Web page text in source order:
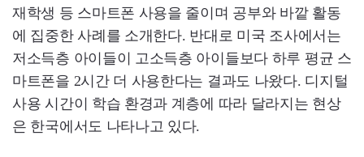
재학생 등 스마트폰 사용을 줄이며 공부와 바깥 활동
에 집중한 사례를 소개한다. 반대로 미국 조사에서는
저소득층 아이들이 고소득층 아이들보다 하루 평균 스
마트폰을 2시간 더 사용한다는 결과도 나왔다. 디지털
사용 시간이 학습 환경과 계층에 따라 달라지는 현상
은 한국에서도 나타나고 있다.